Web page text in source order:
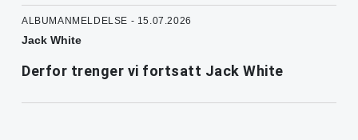
ALBUMANMELDELSE - 15.07.2026
Jack White
Derfor trenger vi fortsatt Jack White